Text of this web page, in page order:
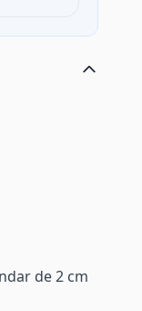
de 2 cm